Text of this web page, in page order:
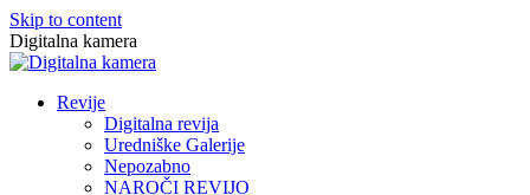
Skip to content
Digitalna kamera
Revije
Digitalna revija
Uredniške Galerije
Nepozabno
NAROČI REVIJO